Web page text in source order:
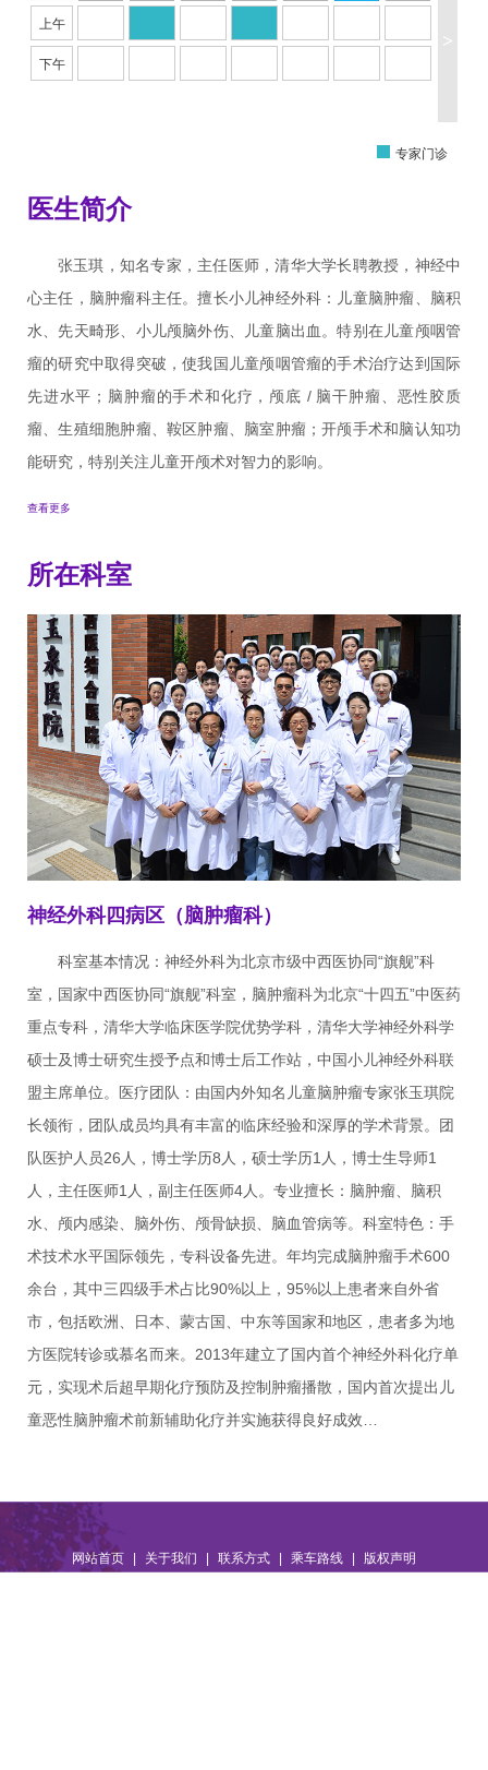
上午
下午
>
专家门诊
医生简介
张玉琪，知名专家，主任医师，清华大学长聘教授，神经中
心主任，脑肿瘤科主任。擅长小儿神经外科：儿童脑肿瘤、脑积
水、先天畸形、小儿颅脑外伤、儿童脑出血。特别在儿童颅咽管
瘤的研究中取得突破，使我国儿童颅咽管瘤的手术治疗达到国际
先进水平；脑肿瘤的手术和化疗，颅底 / 脑干肿瘤、恶性胶质
瘤、生殖细胞肿瘤、鞍区肿瘤、脑室肿瘤；开颅手术和脑认知功
能研究，特别关注儿童开颅术对智力的影响。
查看更多
所在科室
神经外科四病区（脑肿瘤科）
科室基本情况：神经外科为北京市级中西医协同“旗舰”科
室，国家中西医协同“旗舰”科室，脑肿瘤科为北京“十四五”中医药
重点专科，清华大学临床医学院优势学科，清华大学神经外科学
硕士及博士研究生授予点和博士后工作站，中国小儿神经外科联
盟主席单位。医疗团队：由国内外知名儿童脑肿瘤专家张玉琪院
长领衔，团队成员均具有丰富的临床经验和深厚的学术背景。团
队医护人员26人，博士学历8人，硕士学历1人，博士生导师1
人，主任医师1人，副主任医师4人。专业擅长：脑肿瘤、脑积
水、颅内感染、脑外伤、颅骨缺损、脑血管病等。科室特色：手
术技术水平国际领先，专科设备先进。年均完成脑肿瘤手术600
余台，其中三四级手术占比90%以上，95%以上患者来自外省
市，包括欧洲、日本、蒙古国、中东等国家和地区，患者多为地
方医院转诊或慕名而来。2013年建立了国内首个神经外科化疗单
元，实现术后超早期化疗预防及控制肿瘤播散，国内首次提出儿
童恶性脑肿瘤术前新辅助化疗并实施获得良好成效…
网站首页 | 关于我们 | 联系方式 | 乘车路线 | 版权声明